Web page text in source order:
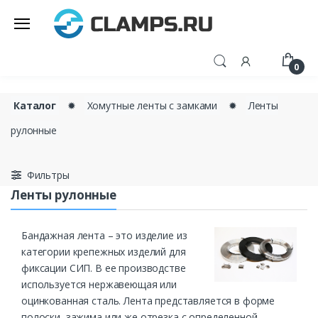
0
Каталог ✹ Хомутные ленты с замками ✹
Ленты
рулонные
Фильтры
Ленты рулонные
Бандажная лента – это изделие из
категории крепежных изделий для
фиксации СИП. В ее производстве
используется нержавеющая или
оцинкованная сталь. Лента представляется в форме